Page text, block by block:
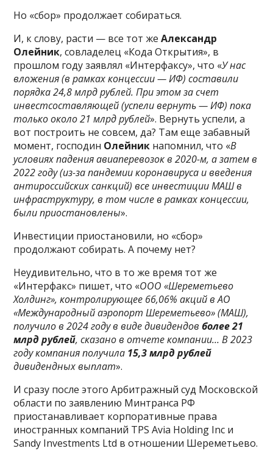
Но «сбор» продолжает собираться.
И, к слову, расти — все тот жеАлександр
Олейник, совладелец «Кода Открытия», в
прошлом году заявлял «Интерфаксу», что «У нас
вложения (в рамках концессии — ИФ) составили
порядка 24,8 млрд рублей. При этом за счет
инвестсоставляющей (успели вернуть — ИФ) пока
только около 21 млрд рублей». Вернуть успели, а
вот построить не совсем, да? Там еще забавный
момент, господин Олейник напомнил, что «В
условиях падения авиаперевозок в 2020-м, а затем в
2022 году (из-за пандемии коронавируса и введения
антироссийских санкций) все инвестиции МАШ в
инфраструктуру, в том числе в рамках концессии,
были приостановлены».
Инвестиции приостановили, но «сбор»
продолжают собирать. А почему нет?
Неудивительно, что в то же время тот же
«Интерфакс» пишет, что «ООО «Шереметьево
Холдинг», контролирующее 66,06% акций в АО
«Международный аэропорт Шереметьево» (МАШ),
получило в 2024 году в виде дивидендовболее 21
млрд рублей, сказано в отчете компании… В 2023
году компания получила 15,3 млрд рублей
дивидендных выплат».
И сразу после этого Арбитражный суд Московской
области по заявлению Минтранса РФ
приостанавливает корпоративные права
иностранных компаний TPS Avia Holding Inc и
Sandy Investments Ltd в отношении Шереметьево.